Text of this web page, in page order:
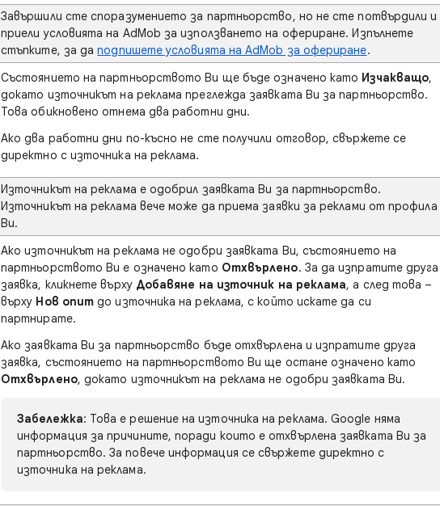
Завършили сте споразумението за партньорство, но не сте потвърдили и
приели условията на AdMob за използването на офериране. Изпълнете
стъпките, за даподпишете условията на AdMob за офериране.
Състоянието на партньорството Ви ще бъде означено като Изчакващо,
докато източникът на реклама преглежда заявката Ви за партньорство.
Това обикновено отнема два работни дни.
Ако два работни дни по-късно не сте получили отговор, свържете се
директно с източника на реклама.
Източникът на реклама е одобрил заявката Ви за партньорство.
Източникът на реклама вече може да приема заявки за реклами от профила
Ви.
Ако източникът на реклама не одобри заявката Ви, състоянието на
партньорството Ви е означено като Отхвърлено. За да изпратите друга
заявка, кликнете върху Добавяне на източник на реклама, а след това –
върху Нов опит до източника на реклама, с който искате да си
партнирате.
Ако заявката Ви за партньорство бъде отхвърлена и изпратите друга
заявка, състоянието на партньорството Ви ще остане означено като
Отхвърлено, докато източникът на реклама не одобри заявката Ви.
Забележка: Това е решение на източника на реклама. Google няма
информация за причините, поради които е отхвърлена заявката Ви за
партньорство. За повече информация се свържете директно с
източника на реклама.